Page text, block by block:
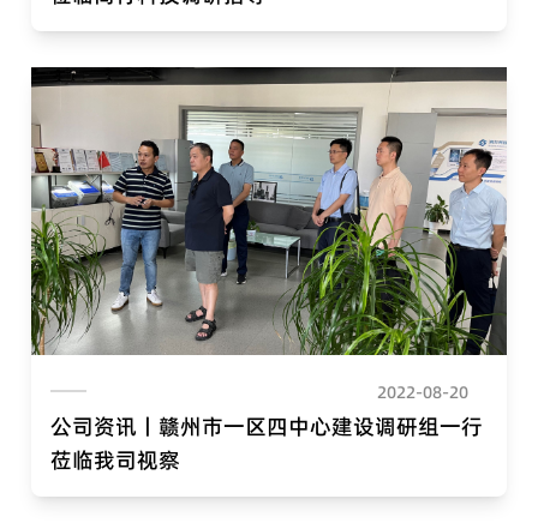
2022-08-20
公司资讯丨赣州市一区四中心建设调研组一行
莅临我司视察